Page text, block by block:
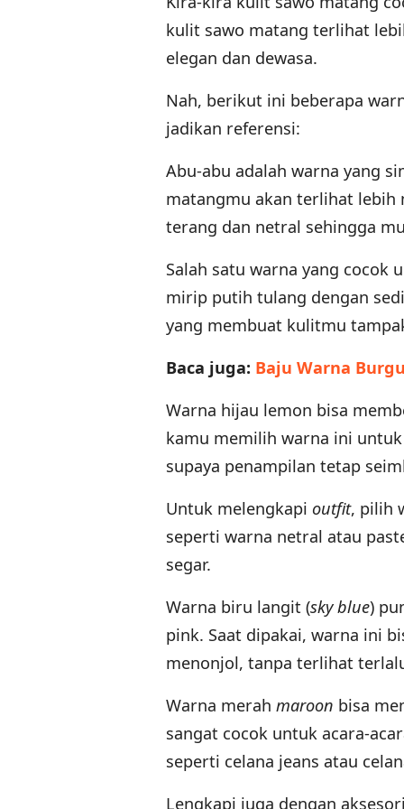
kulit sawo matang terlihat
elegan dan dewasa.
Nah, berikut ini beberapa
jadikan referensi:
Abu-abu adalah warna yang
matangmu akan terlihat lebih
terang dan netral sehingga
Salah satu warna yang
mirip putih tulang dengan
yang membuat kulitmu
Baca juga: Baju Warna
Warna hijau lemon bisa
kamu memilih warna ini
supaya penampilan tetap
Untuk melengkapi outfit, pilih
seperti warna netral atau
segar.
Warna biru langit (sky blue)
pink. Saat dipakai, warna ini
menonjol, tanpa terlihat
Warna merah maroon bisa
sangat cocok untuk acara-
seperti celana jeans atau
Lengkapi juga dengan